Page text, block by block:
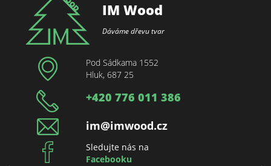
IM Wood
Dáváme dřevu tvar
Pod Sádkama 1552
Hluk, 687 25
+420 776 011 386
im@imwood.cz
Sledujte nás na
Facebooku